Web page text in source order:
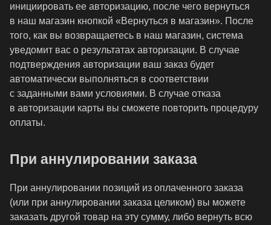
инициировать ее авторизацию, после чего вернуться
в наш магазин кнопкой «Вернуться в магазин». После
того, как вы возвращаетесь в наш магазин, система
уведомит вас о результатах авторизации. В случае
подтверждения авторизации ваш заказ будет
автоматически выполняться в соответствии
с заданными вами условиями. В случае отказа
в авторизации карты вы сможете повторить процедуру
оплаты.
При аннулировании заказа
При аннулировании позиций из оплаченного заказа
(или при аннулировании заказа целиком) вы можете
заказать другой товар на эту сумму, либо вернуть всю